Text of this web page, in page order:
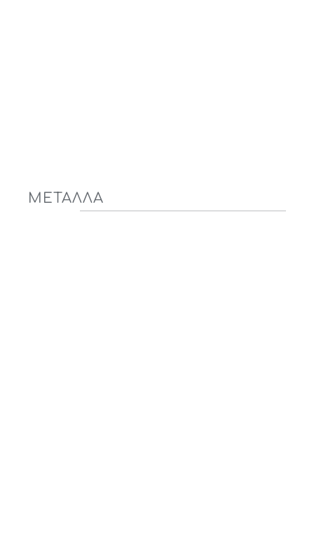
ΜΕΤΑΛΛΑ